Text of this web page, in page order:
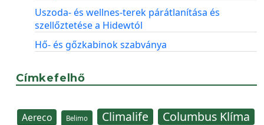
Uszoda- és wellnes-terek párátlanítása és
szellőztetése a Hidewtól
Hő- és gőzkabinok szabványa
Címkefelhő
Aereco Belimo Climalife Columbus Klíma